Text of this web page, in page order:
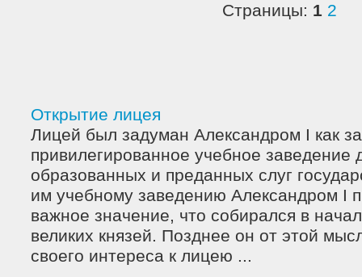
Страницы: 1 2
Открытие лицея
Лицей был задуман Александром I как
привилегированное учебное заведение
образованных и преданных слуг
им учебному заведению Александром I
важное значение, что собирался в
великих князей. Позднее он от этой
своего интереса к лицею ...